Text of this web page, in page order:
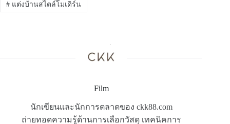
#แต่งบ้านสไตล์โมเดิร์น
Film
นักเขียนและนักการตลาดของ ckk88.com
ถ่ายทอดความรู้ด้านการเลือกวัสดุ เทคนิคการ